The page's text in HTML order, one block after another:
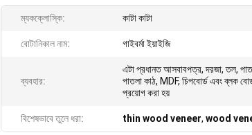
ম্যকক্লোস্কি: কাটা কাটা
বোটানিকাল নাম: গাইবর্মা ইয়াইজি
ব্যবহার:
এটা প্রধানত আসবাবপত্র, দরজা, তল,
পাতলা কাঠ, MDF, চিপবোর্ড এবং ব্লক
প্রয়োগ করা হয়
বিশেষভাবে তুলে ধরা: thin wood veneer, wood